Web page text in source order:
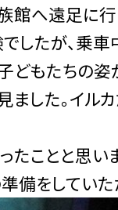
へ遠足に行
したが、乗
もたちの姿
した。イル
ことと思いま
をしていた